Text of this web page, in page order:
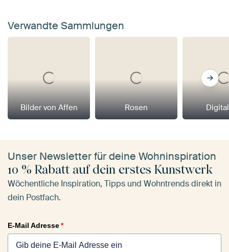
Verwandte Sammlungen
Bilder von Affen Rosen
Unser Newsletter für deine Wohninspiration
10 % Rabatt auf dein erstes Kunstwerk
Wöchentliche Inspiration, Tipps und Wohntrends direkt in
dein Postfach.
E-Mail Adresse*